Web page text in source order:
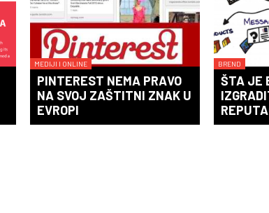
MEDIJI I ONLINE
PINTEREST NEMA PRAVO
NA SVOJ ZAŠTITNI ZNAK U
EVROPI
BREND
ŠTA JE